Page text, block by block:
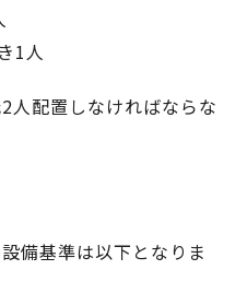
1人
人配置しなければならな
備基準は以下となりま